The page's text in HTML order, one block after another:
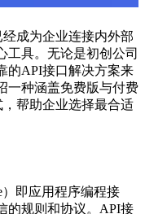
成为企业连接内外部
工具。无论是初创公司
的API接口解决方案来
一种涵盖免费版与付费
帮助企业选择最合适
）即应用程序编程接
的规则和协议。API接